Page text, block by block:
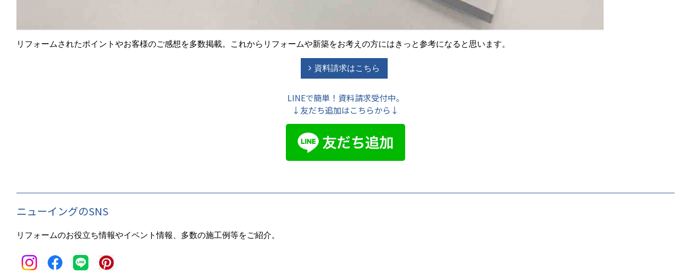
リフォームされたポイントやお客様のご感想を多数掲載。これからリフォームや新築をお考えの方にはきっと参考になると思います。
資料請求はこちら
LINEで簡単！資料請求受付中。
↓友だち追加はこちらから↓
ニューイングのSNS
リフォームのお役立ち情報やイベント情報、多数の施工例等をご紹介。